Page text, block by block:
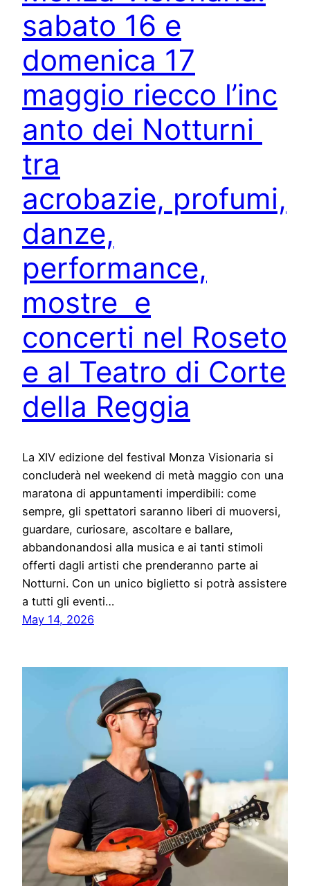
sabato 16 e
domenica 17
maggio riecco l’inc
anto dei Notturni
tra
acrobazie, profumi,
danze,
performance,
mostre e
concerti nel Roseto
e al Teatro di Corte
della Reggia
La XIV edizione del festival Monza Visionaria si
concluderà nel weekend di metà maggio con una
maratona di appuntamenti imperdibili: come
sempre, gli spettatori saranno liberi di muoversi,
guardare, curiosare, ascoltare e ballare,
abbandonandosi alla musica e ai tanti stimoli
offerti dagli artisti che prenderanno parte ai
Notturni. Con un unico biglietto si potrà assistere
a tutti gli eventi…
May 14, 2026